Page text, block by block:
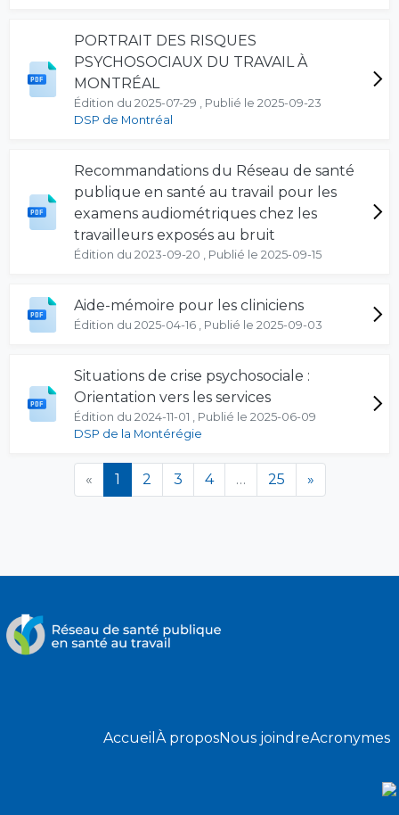
PORTRAIT DES RISQUES
PSYCHOSOCIAUX DU TRAVAIL À
MONTRÉAL
Édition du 2025-07-29 , Publié le 2025-09-23
DSP de Montréal
Recommandations du Réseau de santé
publique en santé au travail pour les
examens audiométriques chez les
travailleurs exposés au bruit
Édition du 2023-09-20 , Publié le 2025-09-15
Aide-mémoire pour les cliniciens
Édition du 2025-04-16 , Publié le 2025-09-03
Situations de crise psychosociale :
Orientation vers les services
Édition du 2024-11-01 , Publié le 2025-06-09
DSP de la Montérégie
« 1 (en cours)
2 3 4 … 25 »
Accueil À proposNous joindreAcronymes